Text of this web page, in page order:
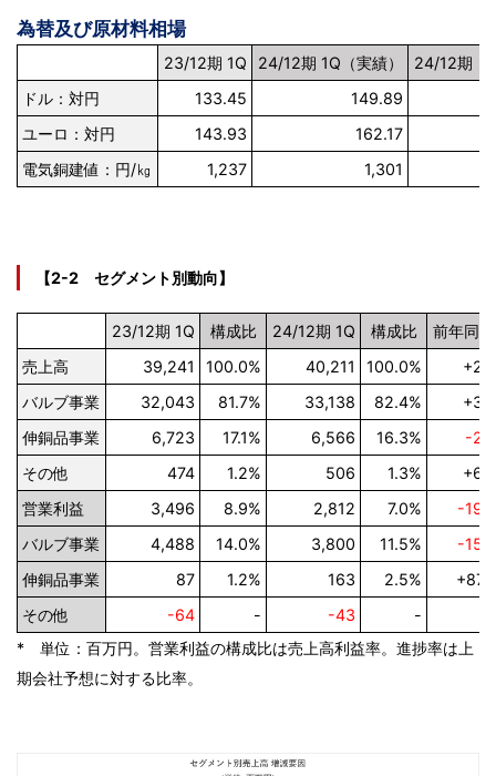
為替及び原材料相場
23/12期 1Q 24/12期 1Q（実績）
24/12期（
ドル：対円
133.45 149.89
ユーロ：対円
143.93 162.17
電気銅建値：円/㎏
1,237 1,301
【2-2 セグメント別動向】
23/12期 1Q 構成比 24/12期 1Q 構成比
前年同
売上高
39,241 100.0% 40,211 100.0%
バルブ事業
32,043 81.7% 33,138 82.4%
伸銅品事業
6,723 17.1% 6,566 16.3%
-
その他
474 1.2% 506 1.3%
営業利益
3,496 8.9% 2,812 7.0%
-
バルブ事業
4,488 14.0% 3,800 11.5%
-
伸銅品事業
87 1.2% 163 2.5%
その他
-64 - -43
-
* 単位：百万円。営業利益の構成比は売上高利益率。進捗率は上
期会社予想に対する比率。